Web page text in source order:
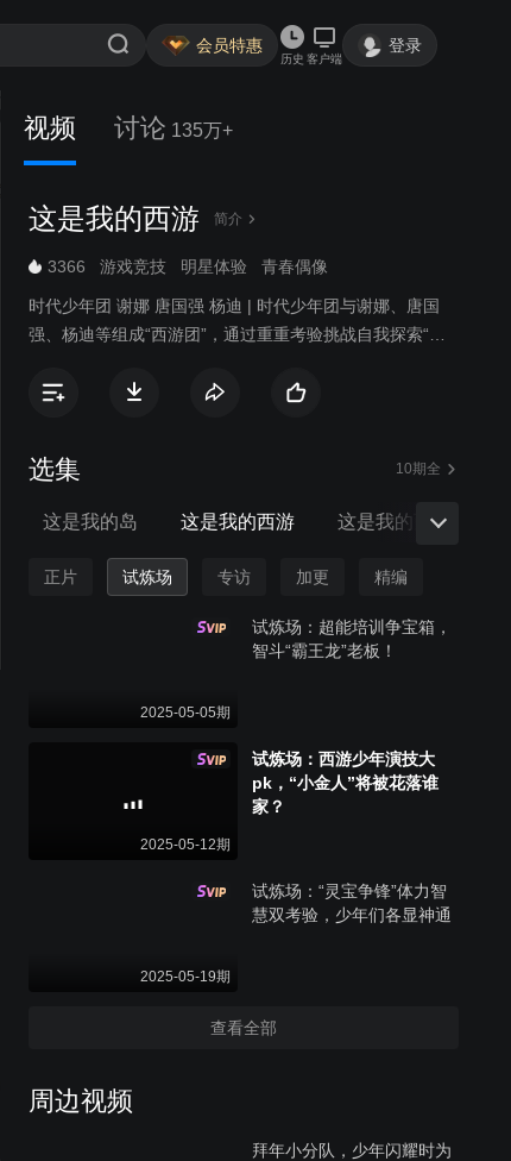
会员特惠
历史 客户端
登录
我来了
文。我来啦
宋亚轩我来了
视频 讨论 135万+
这是我的西游 简介
3366 游戏竞技 明星体验 青春偶像
时代少年团 谢娜 唐国强 杨迪 | 时代少年团与谢娜、唐国
强、杨迪等组成“西游团”，通过重重考验挑战自我探索“西
选集 10期全
这是我的岛 这是我的西游 这是我的西游2
正片 试炼场 专访 加更 精编
2025-05-05期
试炼场：超能培训争宝箱，
智斗“霸王龙”老板！
2025-05-12期
试炼场：西游少年演技大
pk，“小金人”将被花落谁
家？
2025-05-19期
试炼场：“灵宝争锋”体力智
慧双考验，少年们各显神通
查看全部
周边视频
拜年小分队，少年闪耀时为